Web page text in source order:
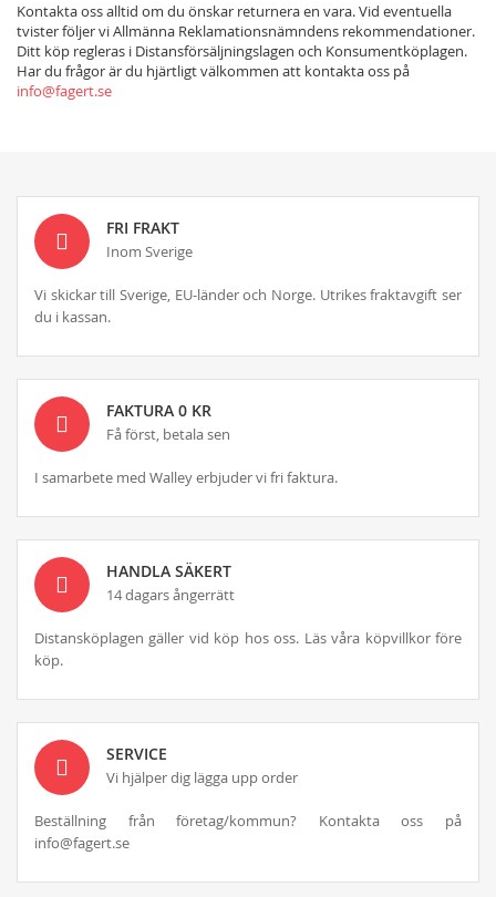
Kontakta oss alltid om du önskar returnera en vara. Vid eventuella
tvister följer vi Allmänna Reklamationsnämndens rekommendationer.
Ditt köp regleras i Distansförsäljningslagen och Konsumentköplagen.
Har du frågor är du hjärtligt välkommen att kontakta oss på
info@fagert.se
FRI FRAKT
Inom Sverige
Vi skickar till Sverige, EU-länder och Norge. Utrikes fraktavgift ser
du i kassan.
FAKTURA 0 KR
Få först, betala sen
I samarbete med Walley erbjuder vi fri faktura.
HANDLA SÄKERT
14 dagars ångerrätt
Distansköplagen gäller vid köp hos oss. Läs våra köpvillkor före
köp.
SERVICE
Vi hjälper dig lägga upp order
Beställning från företag/kommun? Kontakta oss på
info@fagert.se